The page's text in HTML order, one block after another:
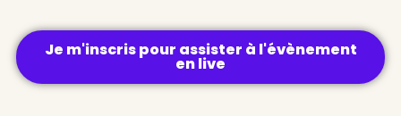
Je m'inscris pour assister à l'évènement
en live